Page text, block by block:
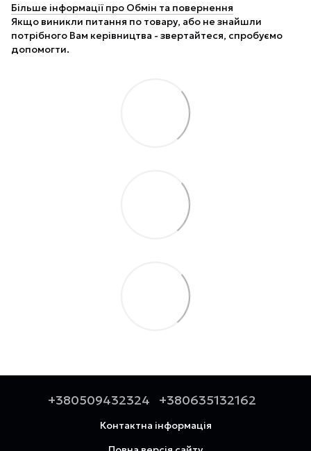
Більше інформації про Обмін та повернення
Якщо виникли питання по товару, або не знайшли
потрібного Вам керівництва - звертайтеся, спробуємо
допомогти.
+380509432324 +380635132162
Контактна інформація